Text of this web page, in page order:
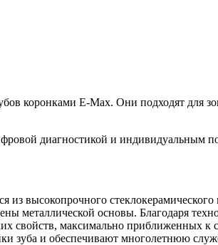
коронками E-Max. Они подходят для
диагностикой и индивидуальным
из высокопрочного
металлической основы. Благодаря
свойств, максимально приближенных к
зуба и обеспечивают многолетнюю